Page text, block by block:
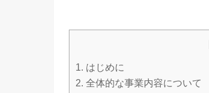
1. はじめに
2. 全体的な事業内容について